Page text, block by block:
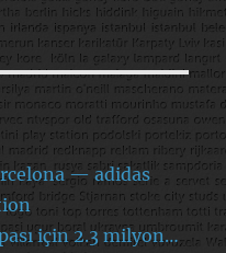
— adidas
için 2.3 milyon…